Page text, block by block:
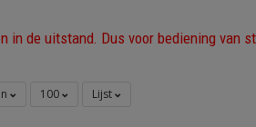
in de uitstand. Dus voor bediening van
100 Lijst